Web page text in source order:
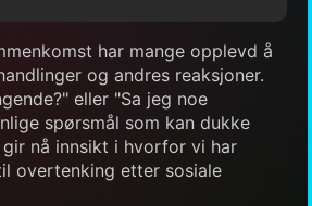
har mange opplevd å
og andres reaksjoner.
eller "Sa jeg noe
spørsmål som kan dukke
nå innsikt i hvorfor vi har
overtenking etter sosiale